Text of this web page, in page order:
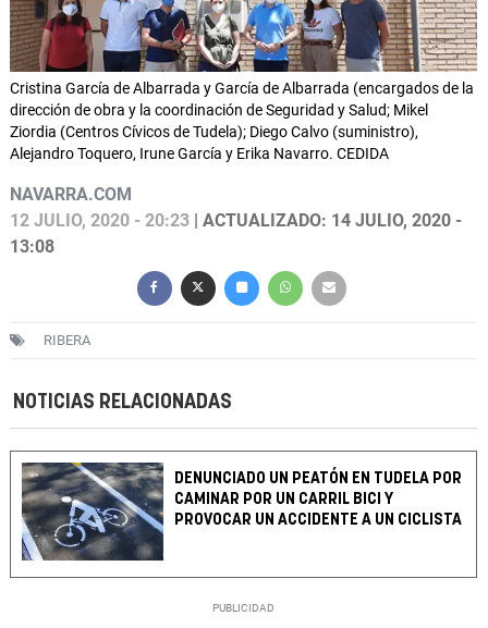
Cristina García de Albarrada y García de Albarrada (encargados de la
dirección de obra y la coordinación de Seguridad y Salud; Mikel
Ziordia (Centros Cívicos de Tudela); Diego Calvo (suministro),
Alejandro Toquero, Irune García y Erika Navarro. CEDIDA
NAVARRA.COM
12 JULIO, 2020 - 20:23 | ACTUALIZADO: 14 JULIO, 2020 -
13:08
RIBERA
NOTICIAS RELACIONADAS
DENUNCIADO UN PEATÓN EN TUDELA POR
CAMINAR POR UN CARRIL BICI Y
PROVOCAR UN ACCIDENTE A UN CICLISTA